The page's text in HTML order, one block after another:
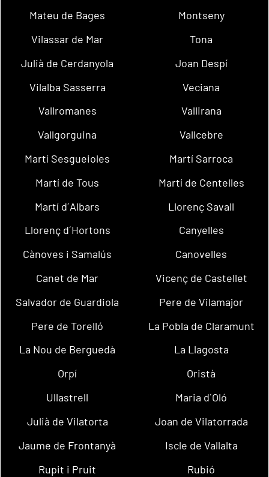
Mateu de Bages
Montseny
Vilassar de Mar
Tona
Julià de Cerdanyola
Joan Despí
Vilalba Sasserra
Veciana
Vallromanes
Vallirana
Vallgorguina
Vallcebre
Martí Sesgueioles
Martí Sarroca
Martí de Tous
Martí de Centelles
Martí d´Albars
Llorenç Savall
Llorenç d´Hortons
Canyelles
Cànoves i Samalús
Canovelles
Canet de Mar
Vicenç de Castellet
Salvador de Guardiola
Pere de Vilamajor
Pere de Torelló
La Pobla de Claramunt
La Nou de Berguedà
La Llagosta
Orpí
Oristà
Ullastrell
Maria d´Oló
Julià de Vilatorta
Joan de Vilatorrada
Jaume de Frontanyà
Iscle de Vallalta
Rupit i Pruit
Rubió